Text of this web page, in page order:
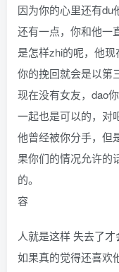
因为你的心里还有du
还有一点，你和他一
是怎样zhi的呢，他现
你的挽回就会是以第
现在没有女友，dao
一起也是可以的，对
他曾经被你分手，但
果你们的情况允许的
的。
容
人就是这样 失去了
如果真的觉得还喜欢